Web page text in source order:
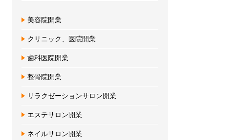
美容院開業
クリニック、医院開業
歯科医院開業
整骨院開業
リラクゼーションサロン開業
エステサロン開業
ネイルサロン開業